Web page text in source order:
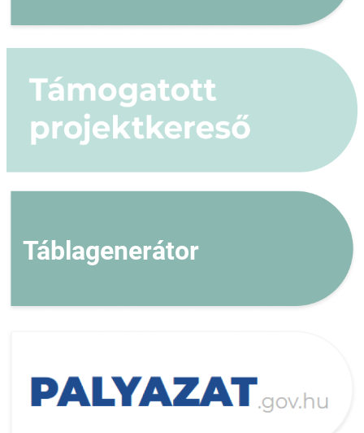
Táblagenerátor